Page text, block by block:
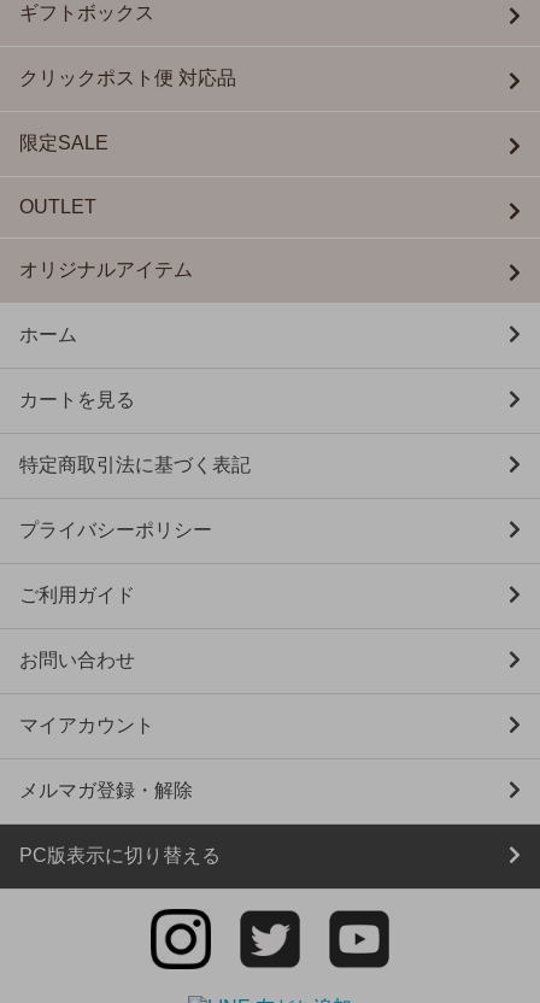
ギフトボックス
クリックポスト便 対応品
限定SALE
OUTLET
オリジナルアイテム
ホーム
カートを見る
特定商取引法に基づく表記
プライバシーポリシー
ご利用ガイド
お問い合わせ
マイアカウント
メルマガ登録・解除
PC版表示に切り替える